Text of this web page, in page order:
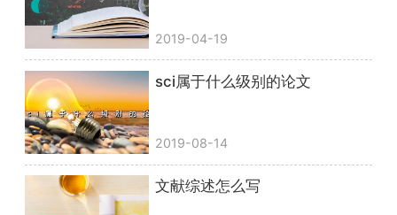
2019-04-19
sci属于什么级别的论文
2019-08-14
文献综述怎么写